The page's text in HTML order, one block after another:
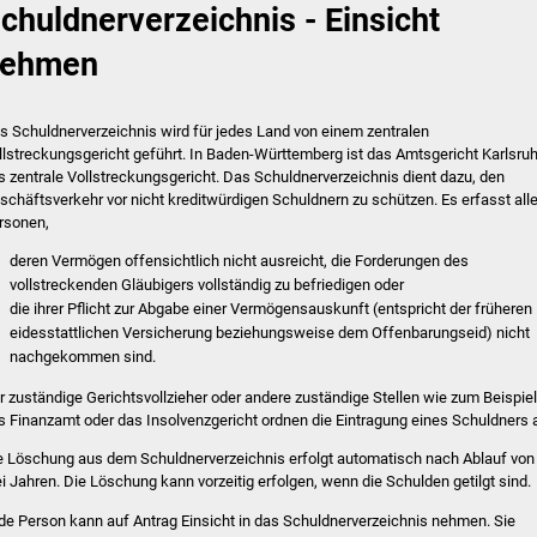
- Einsicht
Schuldnerverzeichnis wird für jedes Land von einem zentralen
geführt. In Baden-Württemberg ist das Amtsgericht
zentrale Vollstreckungsgericht. Das Schuldnerverzeichnis dient dazu, den
vor nicht kreditwürdigen Schuldnern zu schützen. Es erfasst alle
deren Vermögen offensichtlich nicht ausreicht, die Forderungen des
vollstreckenden Gläubigers vollständig zu befriedigen oder
die ihrer Pflicht zur Abgabe einer Vermögensauskunft (entspricht der früheren
eidesstattlichen Versicherung beziehungsweise dem Offenbarungseid) nicht
nachgekommen sind.
zuständige Gerichtsvollzieher oder andere zuständige Stellen wie zum Beispiel
Finanzamt oder das Insolvenzgericht ordnen die Eintragung eines Schuldners
Löschung aus dem Schuldnerverzeichnis erfolgt automatisch nach Ablauf von
Jahren. Die Löschung kann vorzeitig erfolgen, wenn die Schulden getilgt sind.
Person kann auf Antrag Einsicht in das Schuldnerverzeichnis nehmen. Sie